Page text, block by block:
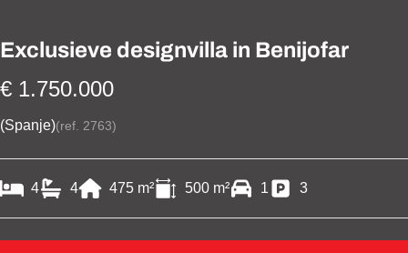
Exclusieve designvilla in Benijofar
€ 1.750.000
(Spanje)(ref. 2763)
4 4 475 m² 500 m² 1 3